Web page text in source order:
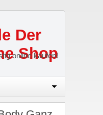
Der
Shop
online kaufen!